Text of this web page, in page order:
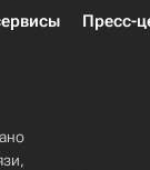
Пресс-